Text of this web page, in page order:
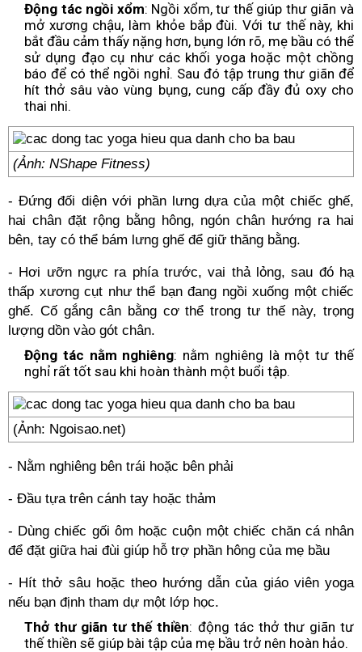
Động tác ngồi xổm: Ngồi xổm, tư thế giúp thư giãn và
mở xương chậu, làm khỏe bắp đùi. Với tư thế này, khi
bắt đầu cảm thấy nặng hơn, bụng lớn rõ, mẹ bầu có thể
sử dụng đạo cụ như các khối yoga hoặc một chồng
báo để có thể ngồi nghỉ. Sau đó tập trung thư giãn để
hít thở sâu vào vùng bụng, cung cấp đầy đủ oxy cho
thai nhi.
(Ảnh: NShape Fitness)
- Đứng đối diện với phần lưng dựa của một chiếc ghế,
hai chân đặt rộng bằng hông, ngón chân hướng ra hai
bên, tay có thể bám lưng ghế để giữ thăng bằng.
- Hơi ưỡn ngực ra phía trước, vai thả lỏng, sau đó hạ
thấp xương cụt như thể bạn đang ngồi xuống một chiếc
ghế. Cố gắng cân bằng cơ thể trong tư thế này, trọng
lượng dồn vào gót chân.
Động tác nằm nghiêng: nằm nghiêng là một tư thế
nghỉ rất tốt sau khi hoàn thành một buổi tập.
(Ảnh: Ngoisao.net)
- Nằm nghiêng bên trái hoặc bên phải
- Đầu tựa trên cánh tay hoặc thảm
- Dùng chiếc gối ôm hoặc cuộn một chiếc chăn cá nhân
để đặt giữa hai đùi giúp hỗ trợ phần hông của mẹ bầu
- Hít thở sâu hoặc theo hướng dẫn của giáo viên yoga
nếu bạn định tham dự một lớp học.
Thở thư giãn tư thế thiền: động tác thở thư giãn tư
thế thiền sẽ giúp bài tập của mẹ bầu trở nên hoàn hảo.